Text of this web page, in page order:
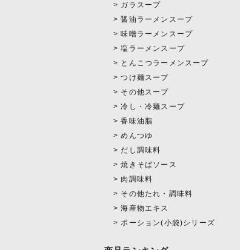
ガラスープ
醤油ラーメンスープ
味噌ラーメンスープ
塩ラーメンスープ
とんこつラーメンスープ
つけ麺スープ
その他スープ
冷し・冷麺スープ
香味油脂
めんつゆ
だし調味料
焼きそばソース
肉調味料
その他たれ・調味料
海産物エキス
ポーション(小袋)シリーズ